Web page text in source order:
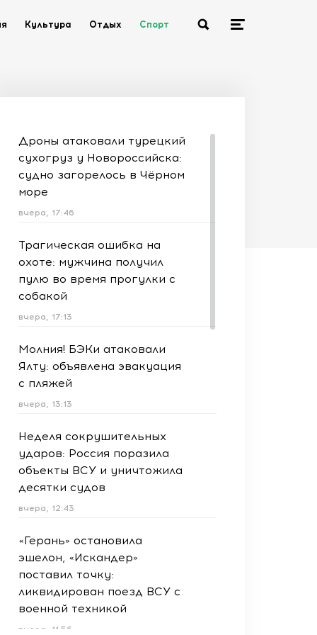
Культура Отдых Спорт
Дроны атаковали турецкий
сухогруз у Новороссийска:
судно загорелось в Чёрном
море
вчера, 17:46
Трагическая ошибка на
охоте: мужчина получил
пулю во время прогулки с
собакой
вчера, 17:13
Молния! БЭКи атаковали
Ялту: объявлена эвакуация
с пляжей
вчера, 13:13
Неделя сокрушительных
ударов: Россия поразила
объекты ВСУ и уничтожила
десятки судов
вчера, 12:43
«Герань» остановила
эшелон, «Искандер»
поставил точку:
ликвидирован поезд ВСУ с
военной техникой
вчера, 11:56